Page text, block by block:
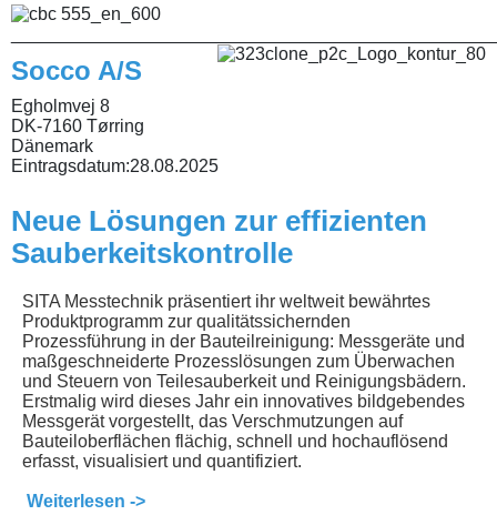
Socco A/S
Egholmvej 8
DK-7160 Tørring
Dänemark
Eintragsdatum:28.08.2025
Neue Lösungen zur effizienten
Sauberkeitskontrolle
SITA Messtechnik präsentiert ihr weltweit bewährtes
Produktprogramm zur qualitätssichernden
Prozessführung in der Bauteilreinigung: Messgeräte und
maßgeschneiderte Prozesslösungen zum Überwachen
und Steuern von Teilesauberkeit und Reinigungsbädern.
Erstmalig wird dieses Jahr ein innovatives bildgebendes
Messgerät vorgestellt, das Verschmutzungen auf
Bauteiloberflächen flächig, schnell und hochauflösend
erfasst, visualisiert und quantifiziert.
Weiterlesen ->